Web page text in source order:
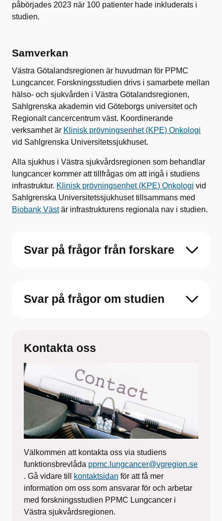
påbörjades 2023 när 100 patienter hade inkluderats i
studien.
Samverkan
Västra Götalandsregionen är huvudman för PPMC
Lungcancer. Forskningsstudien drivs i samarbete mellan
hälso- och sjukvården i Västra Götalandsregionen,
Sahlgrenska akademin vid Göteborgs universitet och
Regionalt cancercentrum väst. Koordinerande
verksamhet är Klinisk prövningsenhet (KPE) Onkologi
vid Sahlgrenska Universitetssjukhuset.
Alla sjukhus i Västra sjukvårdsregionen som behandlar
lungcancer kommer att tillfrågas om att ingå i studiens
infrastruktur. Klinisk prövningsenhet (KPE) Onkologi vid
Sahlgrenska Universitetssjukhuset tillsammans med
Biobank Västär infrastrukturens regionala nav i studien.
Svar på frågor från forskare
Svar på frågor om studien
Kontakta oss
Välkommen att kontakta oss via studiens
funktionsbrevlåda ppmc.lungcancer@vgregion.se
. Gå vidare till
kontaktsidan för att få mer
information om oss som ansvarar för och arbetar
med forskningsstudien PPMC Lungcancer i
Västra sjukvårdsregionen.